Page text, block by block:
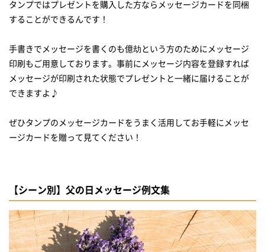
タンプではプレゼントを購入した方ならメッセージカードを同梱
することができるんです！
手書きでメッセージを書くのも億劫という方のためにメッセージ
印刷もご用意しております。事前にメッセージ内容を登録すれば
メッセージが印刷された状態でプレゼントと一緒に届けることが
できますよ♪
ぜひタンプのメッセージカードをうまく活用してお手軽にメッセ
ージカードを贈って見てください！
【シーン別】父の日メッセージ例文集